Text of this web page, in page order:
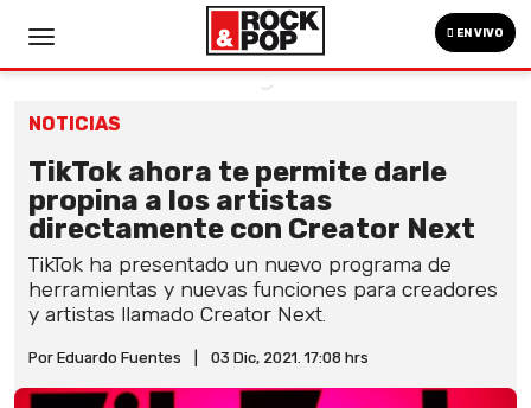
EN VIVO
NOTICIAS
TikTok ahora te permite darle
propina a los artistas
directamente con Creator Next
TikTok ha presentado un nuevo programa de
herramientas y nuevas funciones para creadores
y artistas llamado Creator Next.
Por Eduardo Fuentes 03 Dic, 2021. 17:08 hrs